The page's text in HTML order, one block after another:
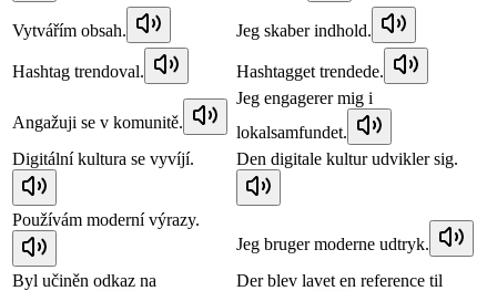
Vytvářím obsah. Jeg skaber indhold.
Hashtag trendoval. Hashtagget trendede.
Angažuji se v komunitě.
Jeg engagerer mig i
lokalsamfundet.
Digitální kultura se vyvíjí.
Den digitale kultur udvikler sig.
Používám moderní výrazy.
Jeg bruger moderne udtryk.
Byl učiněn odkaz na
Der blev lavet en reference til